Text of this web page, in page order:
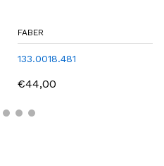
FABER
133.0018.481
€44,00